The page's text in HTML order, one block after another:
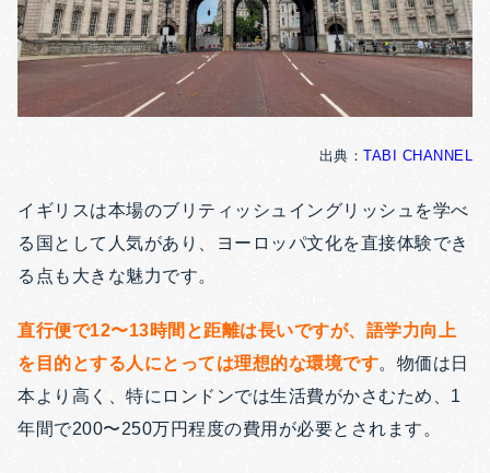
出典： TABI CHANNEL
イギリスは本場のブリティッシュイングリッシュを学べ
る国として人気があり、ヨーロッパ文化を直接体験でき
る点も大きな魅力です。
直行便で12〜13時間と距離は長いですが、語学力向上
を目的とする人にとっては理想的な環境です。物価は日
本より高く、特にロンドンでは生活費がかさむため、1
年間で200〜250万円程度の費用が必要とされます。